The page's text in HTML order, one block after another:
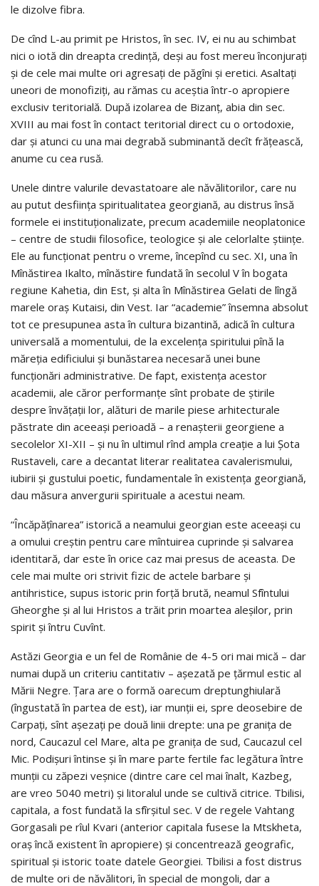
le dizolve fibra.
De cînd L-au primit pe Hristos, în sec. IV, ei nu au schimbat
nici o iotă din dreapta credinţă, deşi au fost mereu înconjuraţi
şi de cele mai multe ori agresaţi de păgîni şi eretici. Asaltaţi
uneori de monofiziţi, au rămas cu aceştia într-o apropiere
exclusiv teritorială. După izolarea de Bizanţ, abia din sec.
XVIII au mai fost în contact teritorial direct cu o ortodoxie,
dar şi atunci cu una mai degrabă subminantă decît frăţească,
anume cu cea rusă.
Unele dintre valurile devastatoare ale năvălitorilor, care nu
au putut desfiinţa spiritualitatea georgiană, au distrus însă
formele ei instituţionalizate, precum academiile neoplatonice
– centre de studii filosofice, teologice şi ale celorlalte ştiinţe.
Ele au funcţionat pentru o vreme, începînd cu sec. XI, una în
Mînăstirea Ikalto, mînăstire fundată în secolul V în bogata
regiune Kahetia, din Est, şi alta în Mînăstirea Gelati de lîngă
marele oraş Kutaisi, din Vest. Iar “academie” însemna absolut
tot ce presupunea asta în cultura bizantină, adică în cultura
universală a momentului, de la excelenţa spiritului pînă la
măreţia edificiului şi bunăstarea necesară unei bune
funcţionări administrative. De fapt, existenţa acestor
academii, ale căror performanţe sînt probate de ştirile
despre învăţaţii lor, alături de marile piese arhitecturale
păstrate din aceeaşi perioadă – a renaşterii georgiene a
secolelor XI-XII – şi nu în ultimul rînd ampla creaţie a lui Şota
Rustaveli, care a decantat literar realitatea cavalerismului,
iubirii şi gustului poetic, fundamentale în existenţa georgiană,
dau măsura anvergurii spirituale a acestui neam.
“Încăpăţînarea” istorică a neamului georgian este aceeaşi cu
a omului creştin pentru care mîntuirea cuprinde şi salvarea
identitară, dar este în orice caz mai presus de aceasta. De
cele mai multe ori strivit fizic de actele barbare şi
antihristice, supus istoric prin forţă brută, neamul Sfîntului
Gheorghe şi al lui Hristos a trăit prin moartea aleşilor, prin
spirit şi întru Cuvînt.
Astăzi Georgia e un fel de Românie de 4-5 ori mai mică – dar
numai după un criteriu cantitativ – aşezată pe ţărmul estic al
Mării Negre. Ţara are o formă oarecum dreptunghiulară
(îngustată în partea de est), iar munţii ei, spre deosebire de
Carpaţi, sînt aşezaţi pe două linii drepte: una pe graniţa de
nord, Caucazul cel Mare, alta pe graniţa de sud, Caucazul cel
Mic. Podişuri întinse şi în mare parte fertile fac legătura între
munţii cu zăpezi veşnice (dintre care cel mai înalt, Kazbeg,
are vreo 5040 metri) şi litoralul unde se cultivă citrice. Tbilisi,
capitala, a fost fundată la sfîrşitul sec. V de regele Vahtang
Gorgasali pe rîul Kvari (anterior capitala fusese la Mtskheta,
oraş încă existent în apropiere) şi concentrează geografic,
spiritual şi istoric toate datele Georgiei. Tbilisi a fost distrus
de multe ori de năvălitori, în special de mongoli, dar a